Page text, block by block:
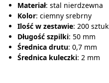
Materiał: stal nierdzewna
Kolor: ciemny srebrny
Ilość w zestawie: 200 sztuk
Długość szpilki: 50 mm
Średnica drutu: 0,7 mm
Średnica kuleczki: 2 mm